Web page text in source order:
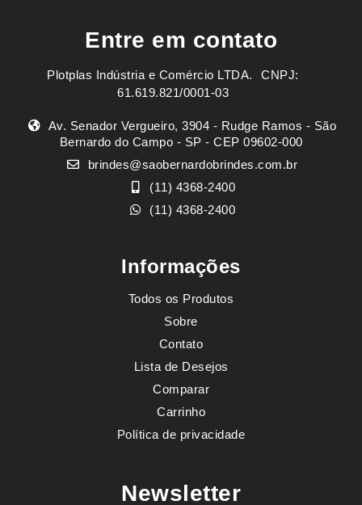
Entre em contato
Plotplas Indústria e Comércio LTDA. ㅤㅤㅤ CNPJ:
61.619.821/0001-03
Av. Senador Vergueiro, 3904 - Rudge Ramos - São
Bernardo do Campo - SP - CEP 09602-000
brindes@saobernardobrindes.com.br
(11) 4368-2400
(11) 4368-2400
Informações
Todos os Produtos
Sobre
Contato
Lista de Desejos
Comparar
Carrinho
Política de privacidade
Newsletter